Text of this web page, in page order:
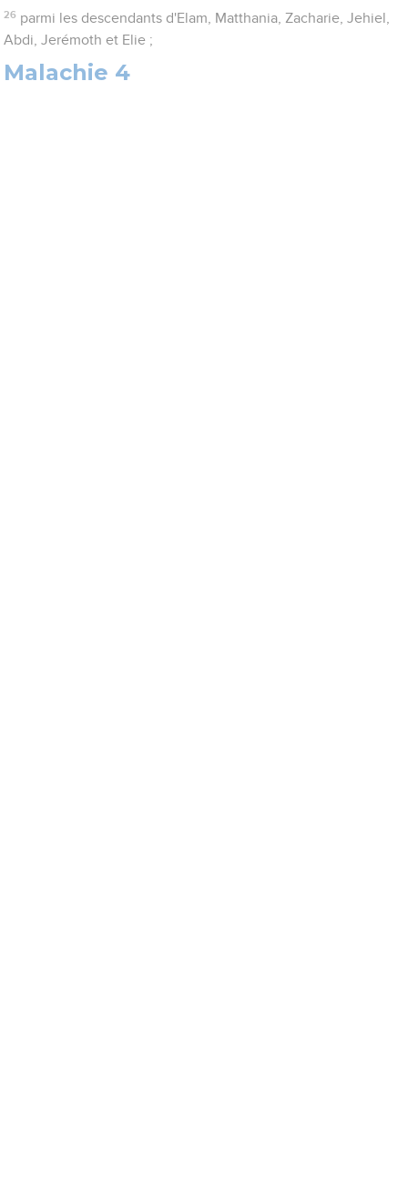
26 parmi les descendants d'Elam, Matthania, Zacharie, Jehiel,
Abdi, Jerémoth et Elie ;
Malachie 4